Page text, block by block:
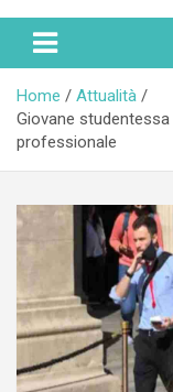
Home
Attualità
Giovane
professionale